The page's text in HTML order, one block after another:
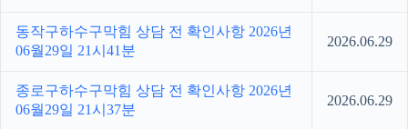
동작구하수구막힘 상담 전 확인사항 2026년
06월29일 21시41분
2026.06.29
종로구하수구막힘 상담 전 확인사항 2026년
06월29일 21시37분
2026.06.29